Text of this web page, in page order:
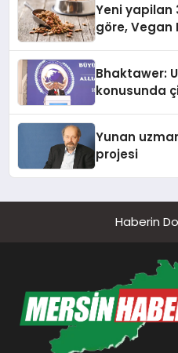
Yeni yapilan
göre, Vegan
Bhaktawer:
konusunda
Yunan
projesi
Haberin